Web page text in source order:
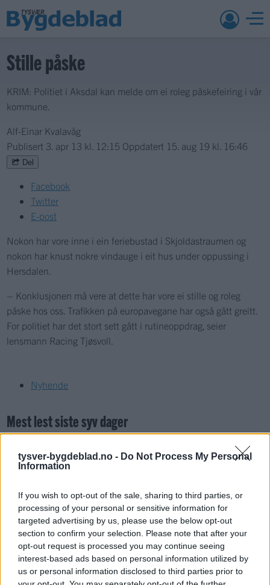
tysver-bygdeblad.no - Do Not Process My Personal
Information
If you wish to opt-out of the sale, sharing to third parties, or
processing of your personal or sensitive information for
targeted advertising by us, please use the below opt-out
section to confirm your selection. Please note that after your
opt-out request is processed you may continue seeing
interest-based ads based on personal information utilized by
us or personal information disclosed to third parties prior to
Stille påske
KRIM: Politiet i Aksdal kan melde om ei roleg påskefeiring i vår
kommune.
Alf-Einar Kvalavåg
Publisert 3. apr 13 kl. 12:15 Oppdatert 15. aug 19 kl. 16:46
Del
Facebook
Twitter
E-post
Nokon har vore inne i ein feriebustad i Skjoldastraumen og
nokon har knust nokre vindauge i eit hus under oppussing i
Hersdalen.
– Konklusjonen må vere at dette har vore ei stille og roleg
påske hos oss. Trafikken på europavegane har også gått greitt.
For politiet har det stort sett gått i rutineoppdrag, seier
lensmann Racing Tjøsvoll.
Nyhende
Mest lest siste syv dager
Sommerpraten
– Finner roen på hytta